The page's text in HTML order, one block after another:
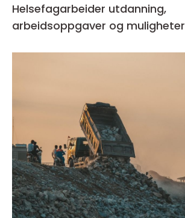
Helsefagarbeider utdanning,
arbeidsoppgaver og muligheter